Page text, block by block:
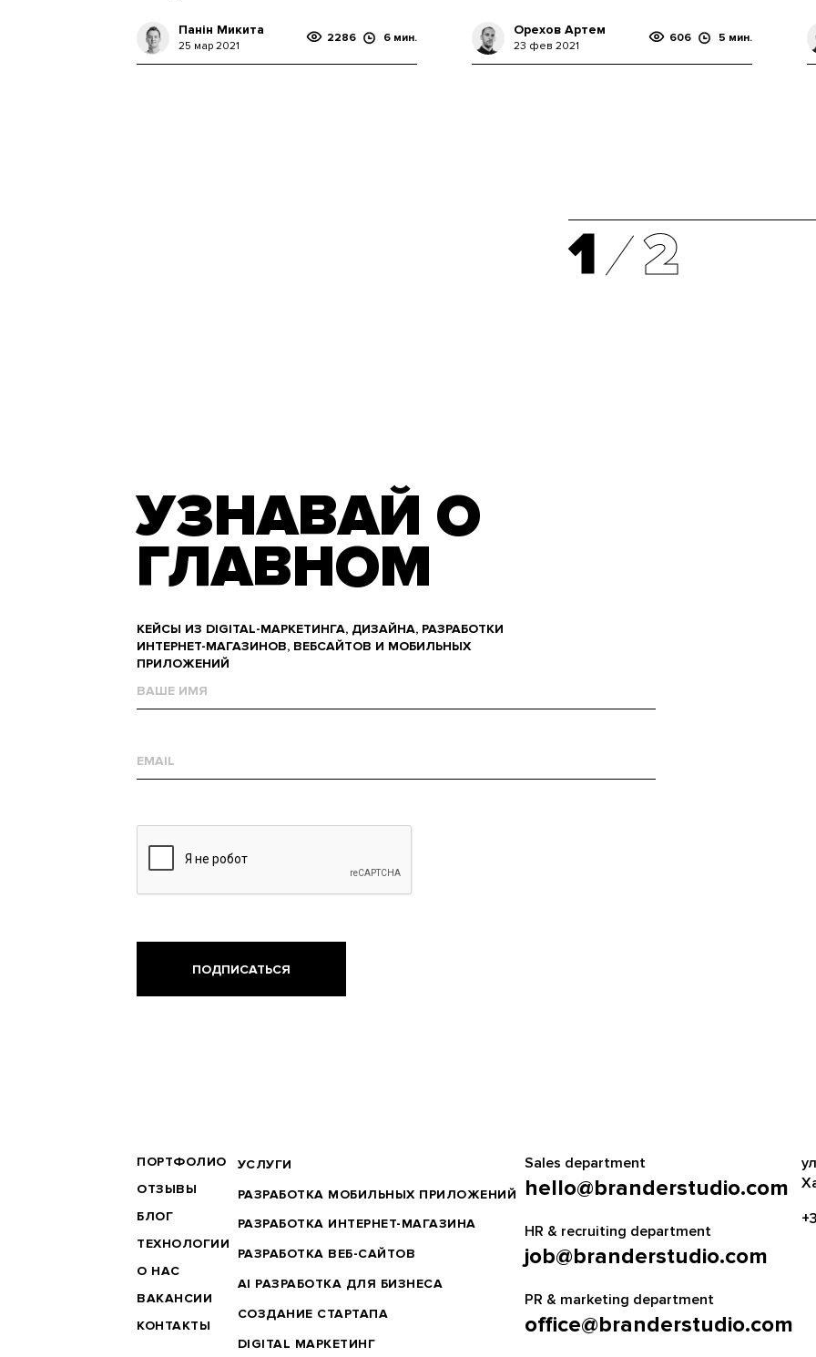
Панін Микита
25 мар 2021
2286 6 мин.
Орехов Артем
23 фев 2021
606 5 мин.
1 2
УЗНАВАЙ О
ГЛАВНОМ
КЕЙСЫ ИЗ DIGITAL-МАРКЕТИНГА, ДИЗАЙНА, РАЗРАБОТКИ
ИНТЕРНЕТ-МАГАЗИНОВ, ВЕБСАЙТОВ И МОБИЛЬНЫХ
ПРИЛОЖЕНИЙ
mail
BRANDER
ПОРТФОЛИО
ОТЗЫВЫ
БЛОГ
ТЕХНОЛОГИИ
О НАС
ВАКАНСИИ
КОНТАКТЫ
ФУТЕР
УСЛУГИ
РАЗРАБОТКА МОБИЛЬНЫХ ПРИЛОЖЕНИЙ
РАЗРАБОТКА ИНТЕРНЕТ-МАГАЗИНА
РАЗРАБОТКА ВЕБ-САЙТОВ
АI РАЗРАБОТКА ДЛЯ БИЗНЕСА
СОЗДАНИЕ СТАРТАПА
DIGITAL МАРКЕТИНГ
Sales department
hello@branderstudio.com
HR & recruiting department
job@branderstudio.com
PR & marketing department
office@branderstudio.com